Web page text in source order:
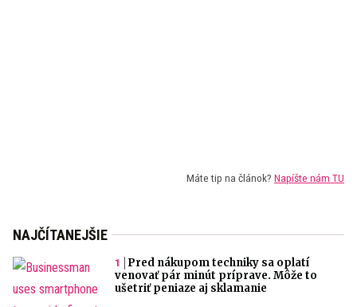
Máte tip na článok? Napíšte nám TU
NAJČÍTANEJŠIE
Pred nákupom techniky sa oplatí
venovať pár minút príprave. Môže to
ušetriť peniaze aj sklamanie